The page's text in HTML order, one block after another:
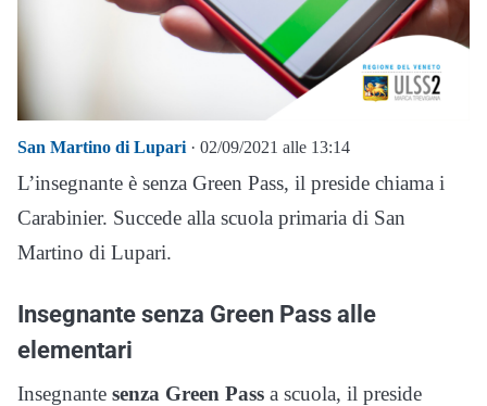
San Martino di Lupari · 02/09/2021 alle 13:14
L’insegnante è senza Green Pass, il preside chiama i
Carabinier. Succede alla scuola primaria di San
Martino di Lupari.
Insegnante senza Green Pass alle
elementari
Insegnante senza Green Pass a scuola, il preside